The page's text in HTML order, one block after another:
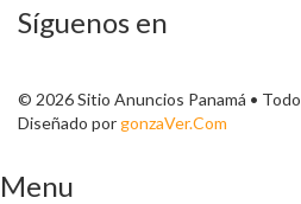
Síguenos en
© 2026 Sitio Anuncios Panamá •
Diseñado porgonzaVer.Com
Menu